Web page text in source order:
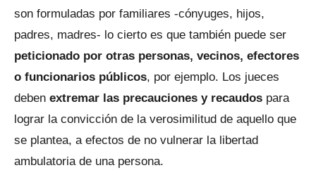
son formuladas por familiares -cónyuges, hijos,
padres, madres- lo cierto es que también puede ser
peticionado por otras personas, vecinos, efectores
o funcionarios públicos, por ejemplo. Los jueces
deben extremar las precauciones y recaudos para
lograr la convicción de la verosimilitud de aquello que
se plantea, a efectos de no vulnerar la libertad
ambulatoria de una persona.